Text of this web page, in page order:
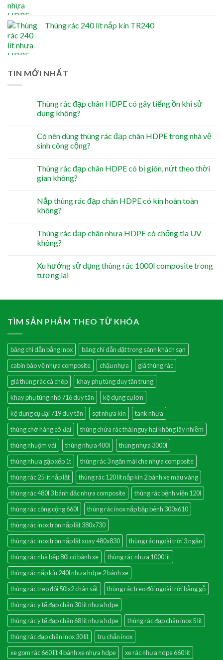
Thùng rác 240 lít nắp kín TR240
TIN MỚI NHẤT
Thùng rác đạp chân HDPE có gây tiếng ồn khi sử
dụng không?
Có nên dùng thùng rác đạp chân HDPE trong nhà vệ
sinh công cộng?
Thùng rác đạp chân HDPE có bị giòn, nứt theo thời
gian không?
Nắp thùng rác đạp chân HDPE có kín hoàn toàn
không?
Thùng rác đạp chân nhựa HDPE có chống tia UV
không?
Xu hướng sử dụng thùng rác 1000l composite trong
tương lai
TÌM SẢN PHẨM THEO TỪ KHÓA
bảng chỉ dẫn bằng inox
bảng chỉ dẫn đặt trong sảnh khách sạn
cabin bảo vệ nhựa composite
chậu nhựa
giá thùng rác
giá thùng rác cá chép
khay phụ tùng duy tân trung
khay phụ tùng nhỏ 716 duy tân
kệ dụng cụ lớn
kệ dụng cụ đại 719 duy tân
sọt nhựa kín
tank nhựa
thùng chở hàng cỡ đại
thùng chứa rác thải nguy hại không lây nhiễm
thùng nhuộm vải
thùng nhựa 400l
thùng nhựa 3000l
thùng nhựa gập xếp 1t
thùng rác 3 ngăn mái che nhựa composite
thùng rác 25 lít nắp lật
thùng rác 120 lít nắp kín 2 bánh xe màu vàng
thùng rác 480l 3 bánh đặc nhựa composite
thùng rác bệnh viện 120l
thùng rác công cộng 660l
thùng rác inox nắp bập bênh 300x610
thùng rác inox tròn nắp lật 380x730
thùng rác inox tròn nắp lật xoay 480x830
thùng rác ngoài trời 3 ngăn
thùng rác nhà bếp 80l có bánh xe
thùng rác nhựa 1000 lít
thùng rác nắp kín 240l nhựa hdpe 2 bánh xe
thùng rác treo đôi 50lx2 chân sắt
thùng rác treo đôi ngoài trời bằng gỗ
thùng rác y tế đạp chân 30 lít nhựa hdpe
thùng rác y tế đạp chân 68 lít nhựa hdpe
thùng rác đạp chân inox 5 lít
thùng rác đạp chân inox 30 lít
trụ chắn inox
xe gom rác 660 lít 4 bánh xe nhựa hdpe
xe rác nhựa hdpe 660 lít